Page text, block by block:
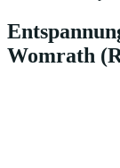
Womrath